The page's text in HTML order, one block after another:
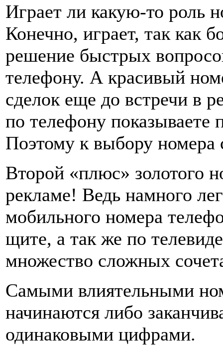
Играет ли какую-то роль
Конечно, играет, так как
решение быстрых
телефону. А красивый
сделок еще до встречи в
по телефону показываете
Поэтому к выбору номера
Второй «плюс» золотого
рекламе! Ведь намного
мобильного номера
щите, а так же по
множество сложных
Самыми влиятельными
начинаются либо
одинаковыми цифрами.